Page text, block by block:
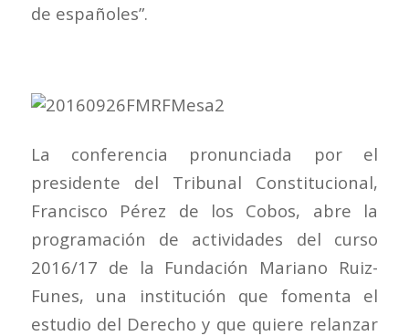
de españoles”.
La conferencia pronunciada por el
presidente del Tribunal Constitucional,
Francisco Pérez de los Cobos, abre la
programación de actividades del curso
2016/17 de la Fundación Mariano Ruiz-
Funes, una institución que fomenta el
estudio del Derecho y que quiere relanzar